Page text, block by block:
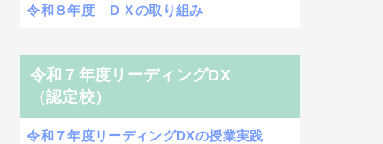
令和８年度 ＤＸの取り組み
令和７年度リーディングDX
（認定校）
令和７年度リーディングDXの授業実践